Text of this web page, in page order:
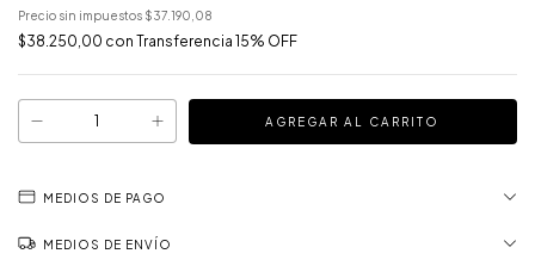
Precio sin impuestos $37.190,08
$38.250,00 con Transferencia 15% OFF
MEDIOS DE PAGO
MEDIOS DE ENVÍO